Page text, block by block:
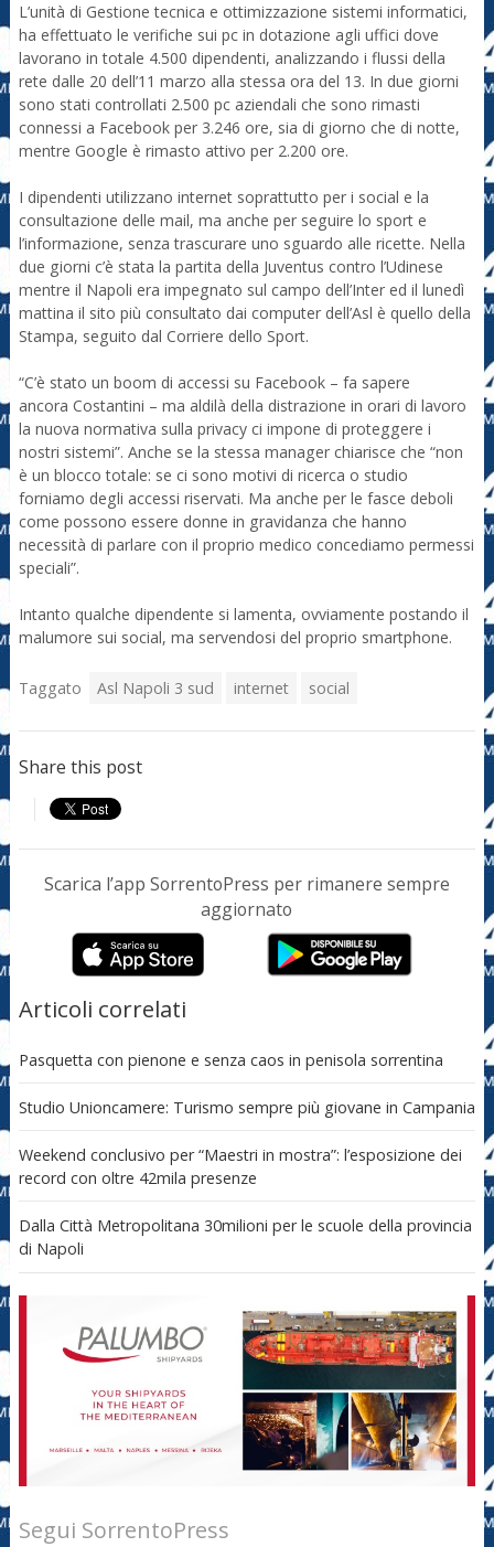
L’unità di Gestione tecnica e ottimizzazione sistemi informatici,
ha effettuato le verifiche sui pc in dotazione agli uffici dove
lavorano in totale 4.500 dipendenti, analizzando i flussi della
rete dalle 20 dell’11 marzo alla stessa ora del 13. In due giorni
sono stati controllati 2.500 pc aziendali che sono rimasti
connessi a Facebook per 3.246 ore, sia di giorno che di notte,
mentre Google è rimasto attivo per 2.200 ore.
I dipendenti utilizzano internet soprattutto per i social e la
consultazione delle mail, ma anche per seguire lo sport e
l’informazione, senza trascurare uno sguardo alle ricette. Nella
due giorni c’è stata la partita della Juventus contro l’Udinese
mentre il Napoli era impegnato sul campo dell’Inter ed il lunedì
mattina il sito più consultato dai computer dell’Asl è quello della
Stampa, seguito dal Corriere dello Sport.
“C’è stato un boom di accessi su Facebook – fa sapere
ancora Costantini – ma aldilà della distrazione in orari di lavoro
la nuova normativa sulla privacy ci impone di proteggere i
nostri sistemi”. Anche se la stessa manager chiarisce che “non
è un blocco totale: se ci sono motivi di ricerca o studio
forniamo degli accessi riservati. Ma anche per le fasce deboli
come possono essere donne in gravidanza che hanno
necessità di parlare con il proprio medico concediamo permessi
speciali”.
Intanto qualche dipendente si lamenta, ovviamente postando il
malumore sui social, ma servendosi del proprio smartphone.
Taggato Asl Napoli 3 sud internet social
Share this post
Scarica l’app SorrentoPress per rimanere sempre
aggiornato
Articoli correlati
Pasquetta con pienone e senza caos in penisola sorrentina
Studio Unioncamere: Turismo sempre più giovane in Campania
Weekend conclusivo per “Maestri in mostra”: l’esposizione dei
record con oltre 42mila presenze
Dalla Città Metropolitana 30milioni per le scuole della provincia
di Napoli
Segui SorrentoPress